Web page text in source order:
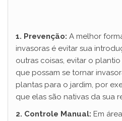
1. Prevenção: A melhor
invasoras é evitar sua
outras coisas, evitar o
que possam se tornar
plantas para o jardim, por
que elas são nativas da sua
2. Controle Manual: Em